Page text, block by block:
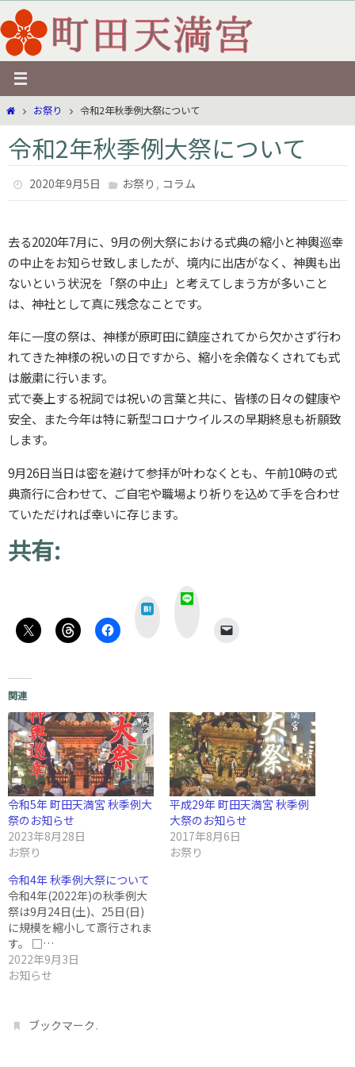
ン
テ
ツ
へ
キ
ホ
ー
ム
お祭り 令和2年秋季例大祭について
令和2年秋季例大祭について
2020年9月5日 お祭り , コラム
去る2020年7月に、9月の例大祭における式典の縮小と神輿巡幸
の中止をお知らせ致しましたが、境内に出店がなく、神輿も出
ないという状況を「祭の中止」と考えてしまう方が多いこと
は、神社として真に残念なことです。
年に一度の祭は、神様が原町田に鎮座されてから欠かさず行わ
れてきた神様の祝いの日ですから、縮小を余儀なくされても式
は厳粛に行います。
式で奏上する祝詞では祝いの言葉と共に、皆様の日々の健康や
安全、また今年は特に新型コロナウイルスの早期終息も祈願致
します。
9月26日当日は密を避けて参拝が叶わなくとも、午前10時の式
典斎行に合わせて、ご自宅や職場より祈りを込めて手を合わせ
ていただければ幸いに存じます。
共有:
関連
令和5年 町田天満宮 秋季例大
祭のお知らせ
2023年8月28日
お祭り
平成29年 町田天満宮 秋季例
大祭のお知らせ
2017年8月6日
お祭り
令和4年 秋季例大祭について
令和4年(2022年)の秋季例大
祭は9月24日(土)、25日(日)
に規模を縮小して斎行されま
す。 □…
2022年9月3日
お知らせ
ブックマーク.